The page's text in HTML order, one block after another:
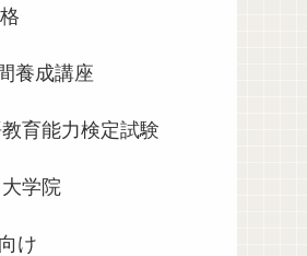
養成講座
育能力検定試験
学院
け